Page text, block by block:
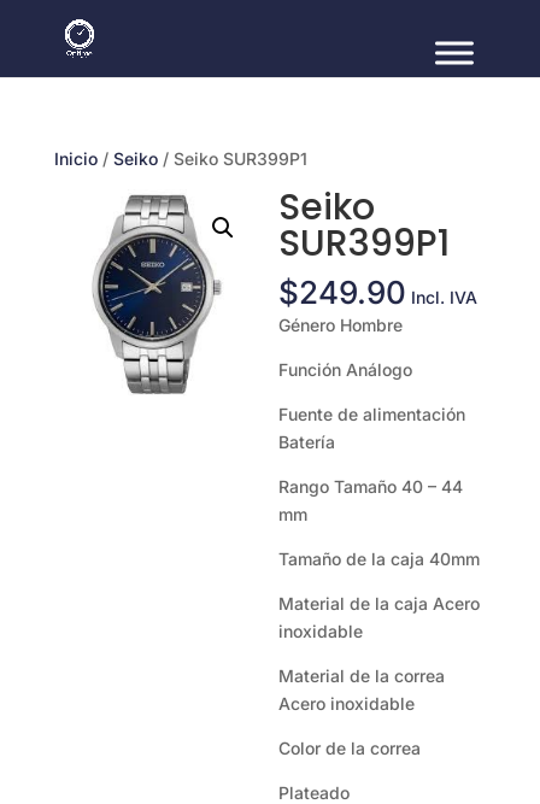
Inicio/ Seiko/ Seiko SUR399P1
Seiko
SUR399P1
$249.90 Incl. IVA
Género Hombre
Función Análogo
Fuente de alimentación
Batería
Rango Tamaño 40 – 44
mm
Tamaño de la caja 40mm
Material de la caja Acero
inoxidable
Material de la correa
Acero inoxidable
Color de la correa
Plateado